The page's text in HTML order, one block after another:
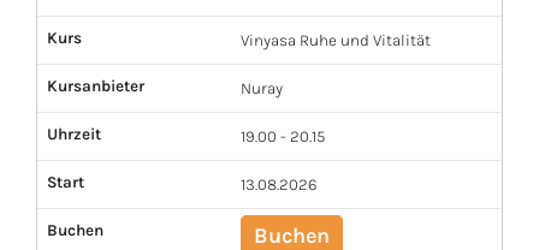
Kurs Vinyasa Ruhe und Vitalität
Kursanbieter Nuray
Uhrzeit 19.00 - 20.15
Start 13.08.2026
Buchen Buchen